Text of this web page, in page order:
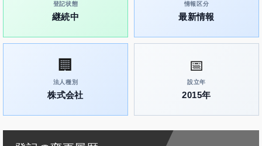
登記状態
継続中
情報区分
最新情報
🏢
法人種別
株式会社
📅
設立年
2015年